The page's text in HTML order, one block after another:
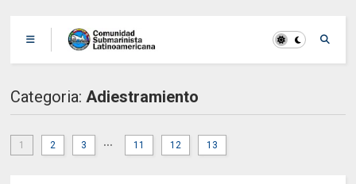
Categoria:Adiestramiento
1 2 3 ... 11 12 13